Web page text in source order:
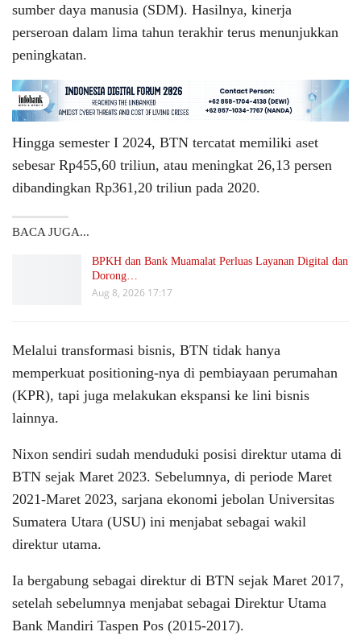
sumber daya manusia (SDM). Hasilnya, kinerja
perseroan dalam lima tahun terakhir terus menunjukkan
peningkatan.
Hingga semester I 2024, BTN tercatat memiliki aset
sebesar Rp455,60 triliun, atau meningkat 26,13 persen
dibandingkan Rp361,20 triliun pada 2020.
BACA JUGA...
BPKH dan Bank Muamalat Perluas Layanan Digital dan
Dorong…
Aug 8, 2026 17:17
Melalui transformasi bisnis, BTN tidak hanya
memperkuat positioning-nya di pembiayaan perumahan
(KPR), tapi juga melakukan ekspansi ke lini bisnis
lainnya.
Nixon sendiri sudah menduduki posisi direktur utama di
BTN sejak Maret 2023. Sebelumnya, di periode Maret
2021-Maret 2023, sarjana ekonomi jebolan Universitas
Sumatera Utara (USU) ini menjabat sebagai wakil
direktur utama.
Ia bergabung sebagai direktur di BTN sejak Maret 2017,
setelah sebelumnya menjabat sebagai Direktur Utama
Bank Mandiri Taspen Pos (2015-2017).